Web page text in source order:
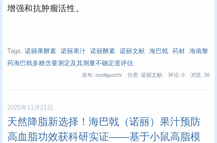
增强和抗肿瘤活性。
Tags: 诺丽果酵素 诺丽果汁 诺丽酵素 诺丽文献 海巴戟 药材
海南黎
药海巴戟多糖含量测定及其测量不确定度评估
发布: nuoliguozhi 分类: 诺丽文献 评论: 0 浏览: 36
2025年11月21日
天然降脂新选择！海巴戟（诺丽）果汁预防
高血脂功效获科研实证——基于小鼠高脂模